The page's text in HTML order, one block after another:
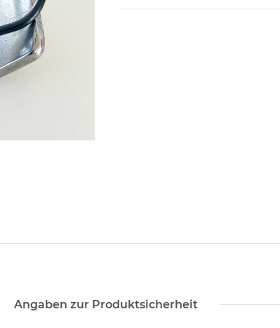
Angaben zur Produktsicherheit